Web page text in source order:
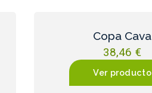
Copa Cava
38,46 €
Ver producto